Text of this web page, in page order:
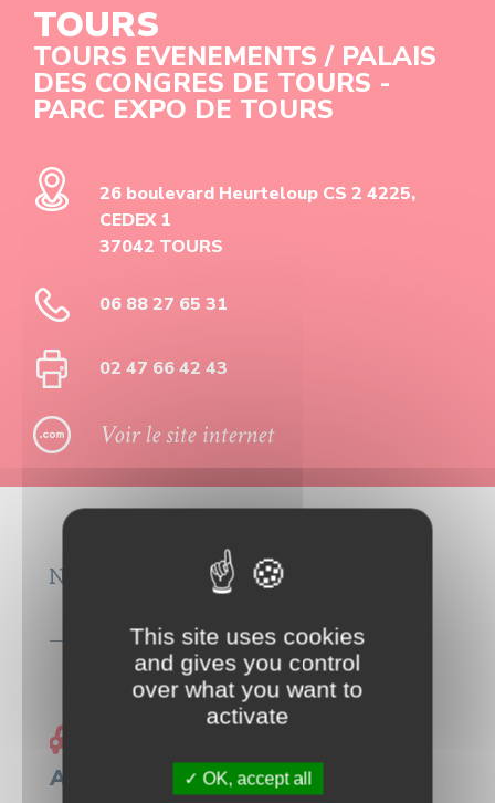
TOURS
TOURS EVENEMENTS / PALAIS
DES CONGRES DE TOURS -
PARC EXPO DE TOURS
26 boulevard Heurteloup CS 2 4225,
CEDEX 1
37042 TOURS
06 88 27 65 31
02 47 66 42 43
Voir le site internet
Nous rejoindre
Transports
Accès en voiture
This site uses cookies
and gives you control
over what you want to
activate
OK, accept all